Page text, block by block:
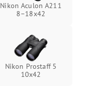
Nikon Aculon A211
8–18x42
Nikon Prostaff 5
10x42